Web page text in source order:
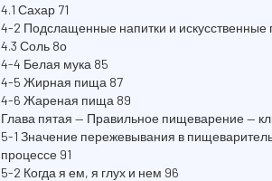
4.1 Сахар 71
4-2 Подслащенные напитки и искусственные
4.3 Соль 8о
4-4 Белая мука 85
4-5 Жирная пища 87
4-6 Жареная пища 89
Глава пятая — Правильное пищеварение —
5-1 Значение пережевывания в
процессе 91
5-2 Когда я ем, я глух и нем 96